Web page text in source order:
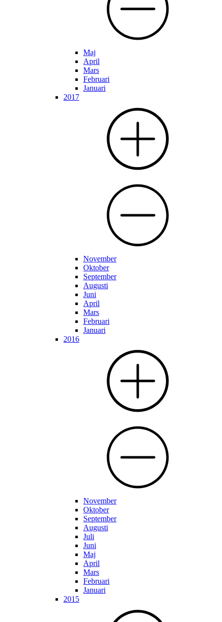
Maj
April
Mars
Februari
Januari
2017
November
Oktober
September
Augusti
Juni
April
Mars
Februari
Januari
2016
November
Oktober
September
Augusti
Juli
Juni
Maj
April
Mars
Februari
Januari
2015